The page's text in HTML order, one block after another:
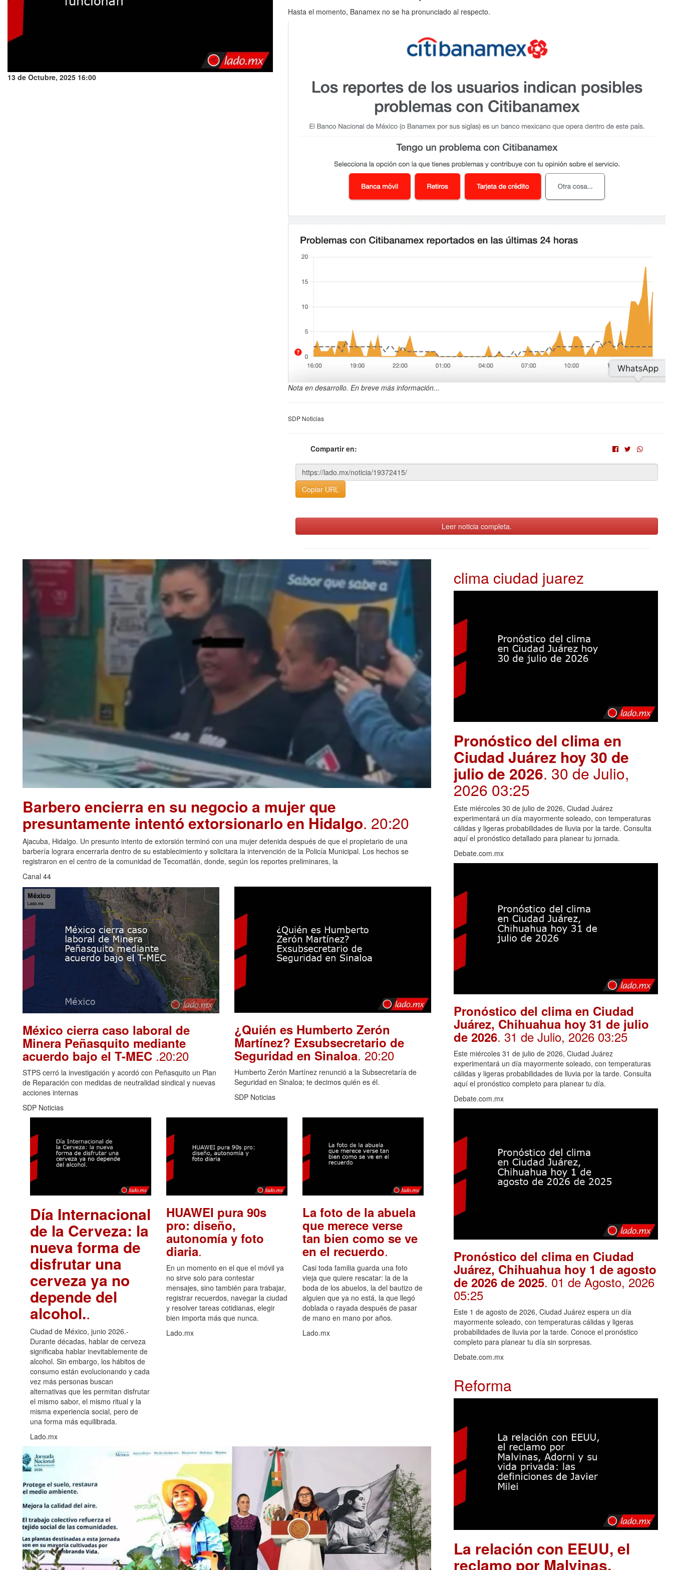
13 de Octubre, 2025 16:00
Hasta el momento, Banamex no se ha pronunciado al respecto.
Nota en desarrollo. En breve más información...
SDP Noticias
Compartir en:
Copiar URL
Leer noticia completa.
Barbero encierra en su negocio a mujer que
presuntamente intentó extorsionarlo en Hidalgo. 20:20
Ajacuba, Hidalgo. Un presunto intento de extorsión terminó con una mujer detenida después de que el propietario de una
barbería lograra encerrarla dentro de su establecimiento y solicitara la intervención de la Policía Municipal. Los hechos se
registraron en el centro de la comunidad de Tecomatlán, donde, según los reportes preliminares, la
Canal 44
México cierra caso laboral de
Minera Peñasquito mediante
acuerdo bajo el T-MEC .20:20
STPS cerró la investigación y acordó con Peñasquito un Plan
de Reparación con medidas de neutralidad sindical y nuevas
acciones internas
SDP Noticias
¿Quién es Humberto Zerón
Martínez? Exsubsecretario de
Seguridad en Sinaloa. 20:20
Humberto Zerón Martínez renunció a la Subsecretaría de
Seguridad en Sinaloa; te decimos quién es él.
SDP Noticias
Día Internacional
de la Cerveza: la
nueva forma de
disfrutar una
cerveza ya no
depende del
alcohol..
Ciudad de México, junio 2026.-
Durante décadas, hablar de cerveza
significaba hablar inevitablemente de
alcohol. Sin embargo, los hábitos de
consumo están evolucionando y cada
vez más personas buscan
alternativas que les permitan disfrutar
el mismo sabor, el mismo ritual y la
misma experiencia social, pero de
una forma más equilibrada.
Lado.mx
HUAWEI pura 90s
pro: diseño,
autonomía y foto
diaria.
En un momento en el que el móvil ya
no sirve solo para contestar
mensajes, sino también para trabajar,
registrar recuerdos, navegar la ciudad
y resolver tareas cotidianas, elegir
bien importa más que nunca.
Lado.mx
La foto de la abuela
que merece verse
tan bien como se ve
en el recuerdo.
Casi toda familia guarda una foto
vieja que quiere rescatar: la de la
boda de los abuelos, la del bautizo de
alguien que ya no está, la que llegó
doblada o rayada después de pasar
de mano en mano por años.
Lado.mx
clima ciudad juarez
Pronóstico del clima en
Ciudad Juárez hoy 30 de
julio de 2026. 30 de Julio,
2026 03:25
Este miércoles 30 de julio de 2026, Ciudad Juárez
experimentará un día mayormente soleado, con temperaturas
cálidas y ligeras probabilidades de lluvia por la tarde. Consulta
aquí el pronóstico detallado para planear tu jornada.
Debate.com.mx
Pronóstico del clima en Ciudad
Juárez, Chihuahua hoy 31 de julio
de 2026. 31 de Julio, 2026 03:25
Este miércoles 31 de julio de 2026, Ciudad Juárez
experimentará un día mayormente soleado, con temperaturas
cálidas y ligeras probabilidades de lluvia por la tarde. Consulta
aquí el pronóstico completo para planear tu día.
Debate.com.mx
Pronóstico del clima en Ciudad
Juárez, Chihuahua hoy 1 de agosto
de 2026 de 2025. 01 de Agosto, 2026
05:25
Este 1 de agosto de 2026, Ciudad Juárez espera un día
mayormente soleado, con temperaturas cálidas y ligeras
probabilidades de lluvia por la tarde. Conoce el pronóstico
completo para planear tu día sin sorpresas.
Debate.com.mx
Reforma
La relación con EEUU, el
reclamo por Malvinas,